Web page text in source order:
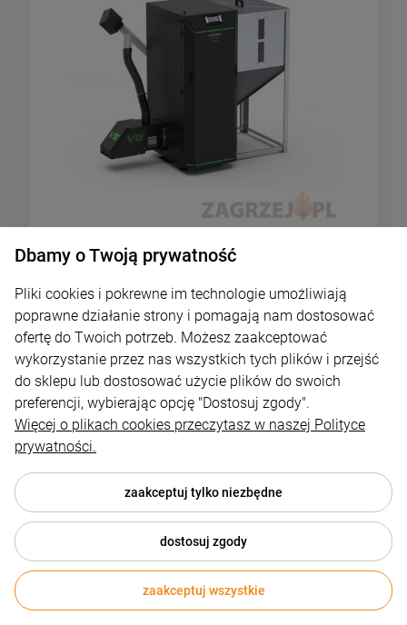
Kocioł na pellet Kostrzewa EEI Pellets 16 kW
Kostrzewa
18 600,00 zł
DO KOSZYKA
Dbamy o Twoją prywatność
Pliki cookies i pokrewne im technologie umożliwiają
poprawne działanie strony i pomagają nam dostosować
ofertę do Twoich potrzeb. Możesz zaakceptować
wykorzystanie przez nas wszystkich tych plików i przejść
do sklepu lub dostosować użycie plików do swoich
preferencji, wybierając opcję "Dostosuj zgody".
Więcej o plikach cookies przeczytasz w naszej Polityce
prywatności.
zaakceptuj tylko niezbędne
dostosuj zgody
zaakceptuj wszystkie